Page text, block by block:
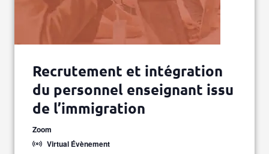
Recrutement et intégration
du personnel enseignant issu
de l’immigration
Zoom
Virtual Évènement